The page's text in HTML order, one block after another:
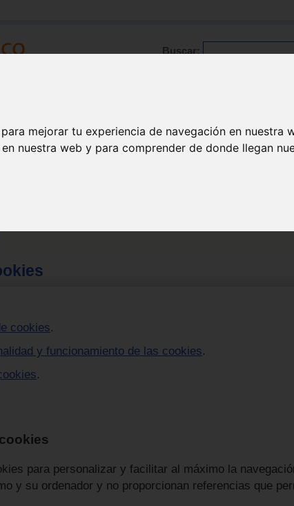
mejorar tu experiencia de navegación en
nuestra web y para comprender de donde llegan
Buscar:
cookies.
y funcionamiento de las cookies.
.
para personalizar y facilitar al máximo la
y su ordenador y no proporcionan referencias que